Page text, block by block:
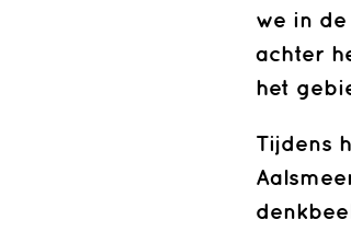
we in
achter
het
Tijdens